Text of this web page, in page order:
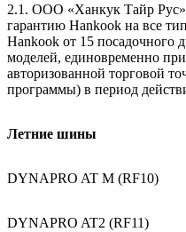
2.1. ООО «Ханкук Тайр Рус»
гарантию Hankook на все
Hankook от 15 посадочного
моделей, единовременно
авторизованной торговой
программы) в период
Летние шины
DYNAPRO AT M (RF10)
DYNAPRO AT2 (RF11)